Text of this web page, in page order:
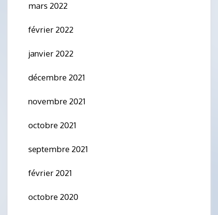
mars 2022
février 2022
janvier 2022
décembre 2021
novembre 2021
octobre 2021
septembre 2021
février 2021
octobre 2020